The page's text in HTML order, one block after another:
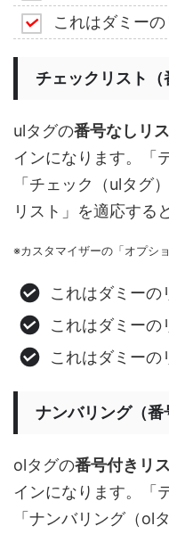
これはダミー
チェックリスト（
ulタグの番号なしリ
インになります。「
「チェック（ulタグ
リスト」を適応する
※カスタマイザーの「オプシ
これはダミーの
これはダミーの
これはダミーの
ナンバリング（番
olタグの番号付きリ
インになります。「
「ナンバリング（ol